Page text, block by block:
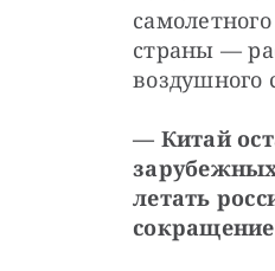
страны —
воздушного
— Китай
летать